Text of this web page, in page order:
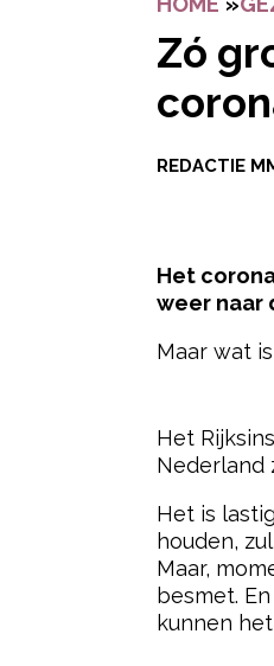
Zó
REDACTIE
Het
weer naar
Maar wat
Het
Nederland
Het is
houden,
Maar,
besmet.
kunnen